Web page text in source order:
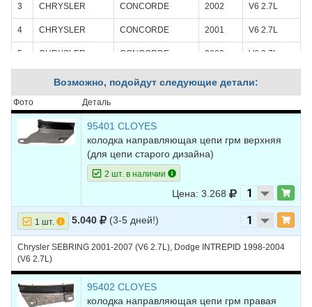
3 CHRYSLER CONCORDE 2002 V6 2.7L
4 CHRYSLER CONCORDE 2001 V6 2.7L
5 CHRYSLER CONCORDE 2000 V6 2.7L
CHRYSLER CONCORDE
7 CHRYSLER
DODGE INTREPID
INTREPID 2003 V6 2.7L
INTREPID
2001 V6 2.7L
12 DODGE INTREPID V6 2.7L
13 DODGE INTREPID 1999 V6 2.7L
15 DODGE STRATUS
Возможно, подойдут следующие детали:
Фото Деталь
95401 CLOYES
колодка направляющая цепи грм верхняя
(для цепи старого дизайна)
2 шт. в наличии
Цена: 3.268
1 шт. 5.040 (3-5 дней!)
Chrysler SEBRING 2001-2007 (V6 2.7L), Dodge INTREPID 1998-2004
(V6 2.7L)
95402 CLOYES
колодка направляющая цепи грм правая